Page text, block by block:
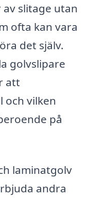
slitage utan
ofta kan vara
det själv.
golvslipare
att
och vilken
på
laminatgolv
andra